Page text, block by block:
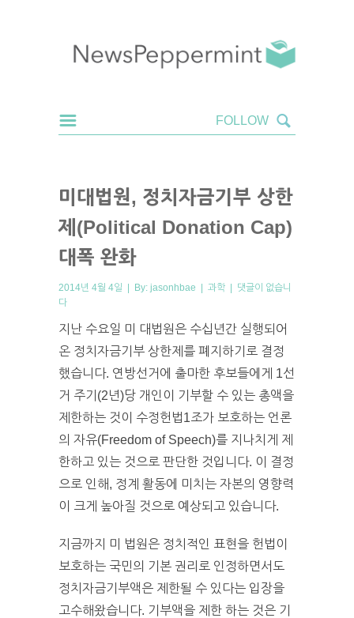
미대법원, 정치자금기부 상한
제(Political Donation Cap)
대폭 완화
2014년 4월 4일 | By: jasonhbae | 과학 | 댓글이 없습니
다
지난 수요일 미 대법원은 수십년간 실행되어
온 정치자금기부 상한제를 폐지하기로 결정
했습니다. 연방선거에 출마한 후보들에게 1선
거 주기(2년)당 개인이 기부할 수 있는 총액을
제한하는 것이 수정헌법1조가 보호하는 언론
의 자유(Freedom of Speech)를 지나치게 제
한하고 있는 것으로 판단한 것입니다. 이 결정
으로 인해, 정계 활동에 미치는 자본의 영향력
이 크게 높아질 것으로 예상되고 있습니다.
지금까지 미 법원은 정치적인 표현을 헌법이
보호하는 국민의 기본 권리로 인정하면서도
정치자금기부액은 제한될 수 있다는 입장을
고수해왔습니다. 기부액을 제한 하는 것은 기